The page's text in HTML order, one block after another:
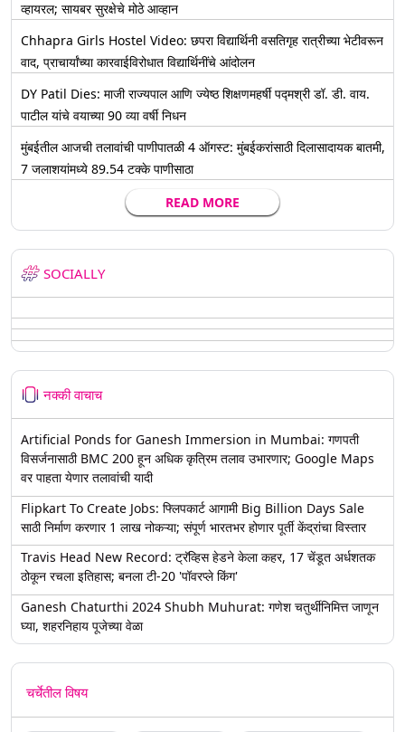
व्हायरल; सायबर सुरक्षेचे मोठे आव्हान
Chhapra Girls Hostel Video: छपरा विद्यार्थिनी वसतिगृह रात्रीच्या भेटीवरून
वाद, प्राचार्यांच्या कारवाईविरोधात विद्यार्थिनींचे आंदोलन
DY Patil Dies: माजी राज्यपाल आणि ज्येष्ठ शिक्षणमहर्षी पद्मश्री डॉ. डी. वाय.
पाटील यांचे वयाच्या 90 व्या वर्षी निधन
मुंबईतील आजची तलावांची पाणीपातळी 4 ऑगस्ट: मुंबईकरांसाठी दिलासादायक बातमी,
7 जलाशयांमध्ये 89.54 टक्के पाणीसाठा
READ MORE
SOCIALLY
नक्की वाचाच
Artificial Ponds for Ganesh Immersion in Mumbai: गणपती
विसर्जनासाठी BMC 200 हून अधिक कृत्रिम तलाव उभारणार; Google Maps
वर पाहता येणार तलावांची यादी
Flipkart To Create Jobs: फ्लिपकार्ट आगामी Big Billion Days Sale
साठी निर्माण करणार 1 लाख नोकऱ्या; संपूर्ण भारतभर होणार पूर्ती केंद्रांचा विस्तार
Travis Head New Record: ट्रॅव्हिस हेडने केला कहर, 17 चेंडूत अर्धशतक
ठोकून रचला इतिहास; बनला टी-20 'पॉवरप्ले किंग'
Ganesh Chaturthi 2024 Shubh Muhurat: गणेश चतुर्थीनिमित्त जाणून
घ्या, शहरनिहाय पूजेच्या वेळा
चर्चेतील विषय